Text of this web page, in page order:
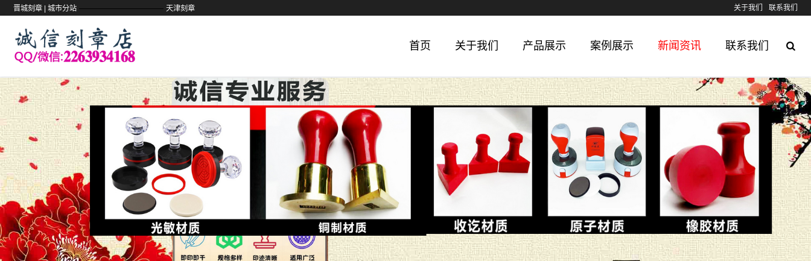
晋城刻章 | 城市分站 —————————— 天津刻章 关于我们 联系我们
首页 关于我们 产品展示 案例展示 新闻资讯 联系我们